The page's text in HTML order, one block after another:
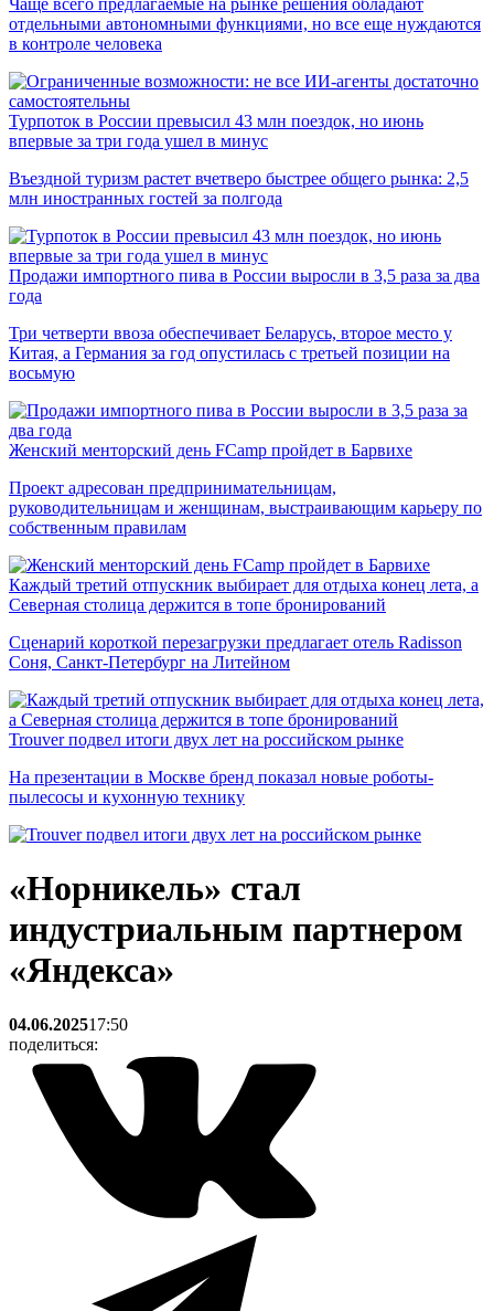
Чаще всего предлагаемые на рынке решения обладают
отдельными автономными функциями, но все еще нуждаются
в контроле человека
Турпоток в России превысил 43 млн поездок, но июнь
впервые за три года ушел в минус
Въездной туризм растет вчетверо быстрее общего рынка: 2,5
млн иностранных гостей за полгода
Продажи импортного пива в России выросли в 3,5 раза за два
года
Три четверти ввоза обеспечивает Беларусь, второе место у
Китая, а Германия за год опустилась с третьей позиции на
восьмую
Женский менторский день FCamp пройдет в Барвихе
Проект адресован предпринимательницам,
руководительницам и женщинам, выстраивающим карьеру по
собственным правилам
Каждый третий отпускник выбирает для отдыха конец лета, а
Северная столица держится в топе бронирований
Сценарий короткой перезагрузки предлагает отель Radisson
Соня, Санкт-Петербург на Литейном
Trouver подвел итоги двух лет на российском рынке
На презентации в Москве бренд показал новые роботы-
пылесосы и кухонную технику
«Норникель» стал
индустриальным партнером
«Яндекса»
04.06.202517:50
поделиться: